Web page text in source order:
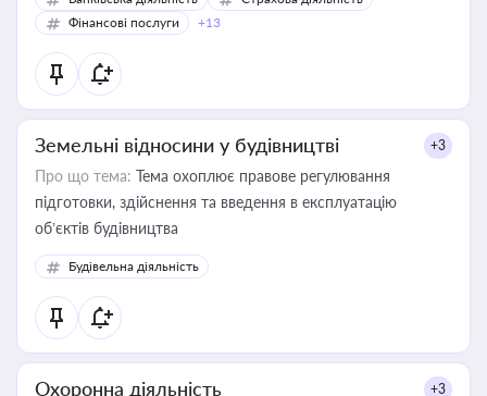
Фінансові послуги
+13
Земельні відносини у будівництві +3
Про що тема: Тема охоплює правове регулювання
підготовки, здійснення та введення в експлуатацію
об’єктів будівництва
Будівельна діяльність
Охоронна діяльність +3